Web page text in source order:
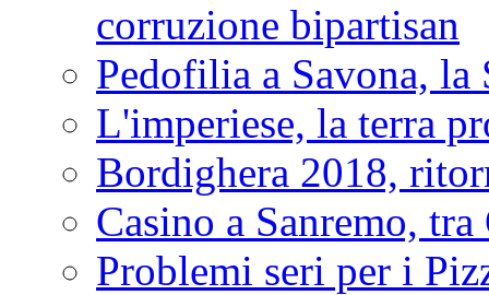
corruzione bipartisan
Pedofilia a Savona, la
L'imperiese, la terra
Bordighera 2018,
Casino a Sanremo,
Problemi seri per i